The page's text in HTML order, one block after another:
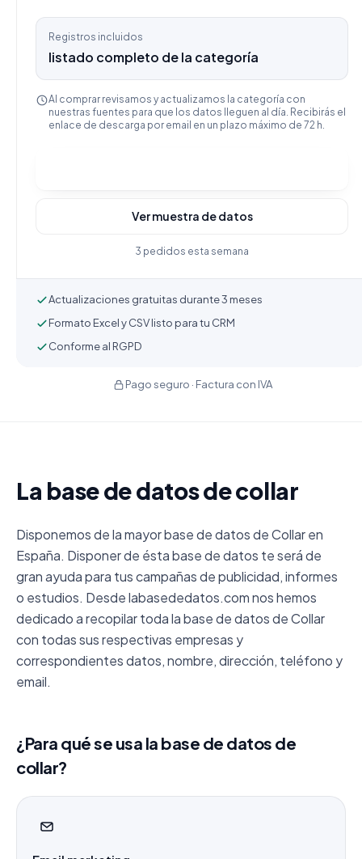
Registros incluidos
listado completo de la categoría
Al comprar revisamos y actualizamos la categoría con
nuestras fuentes para que los datos lleguen al día. Recibirás el
enlace de descarga por email en un plazo máximo de 72 h.
Ver muestra de datos
3 pedidos esta semana
Actualizaciones gratuitas durante 3 meses
Formato Excel y CSV listo para tu CRM
Conforme al RGPD
Pago seguro · Factura con IVA
La base de datos de collar
Disponemos de la mayor base de datos de Collar en
España. Disponer de ésta base de datos te será de
gran ayuda para tus campañas de publicidad, informes
o estudios. Desde labasededatos.com nos hemos
dedicado a recopilar toda la base de datos de Collar
con todas sus respectivas empresas y
correspondientes datos, nombre, dirección, teléfono y
email.
¿Para qué se usa la base de datos de
collar?